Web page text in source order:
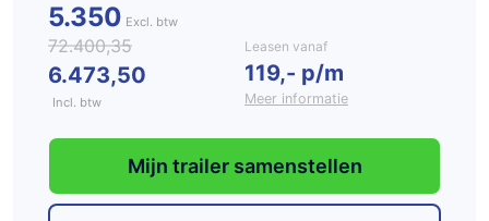
5.350
72.400,35
6.473,50
Incl. btw
Leasen vanaf
119,- p/m
Meer informatie
Mijn trailer samenstellen